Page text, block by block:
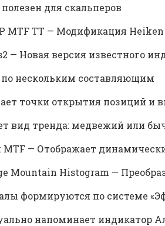
для скальперов
MTF TT — Модификация
— Новая версия известного
по нескольким составляющим
точки открытия позиций и
вид тренда: медвежий или
— Отображает
Mountain Histogram —
формируются по системе
напоминает индикатор